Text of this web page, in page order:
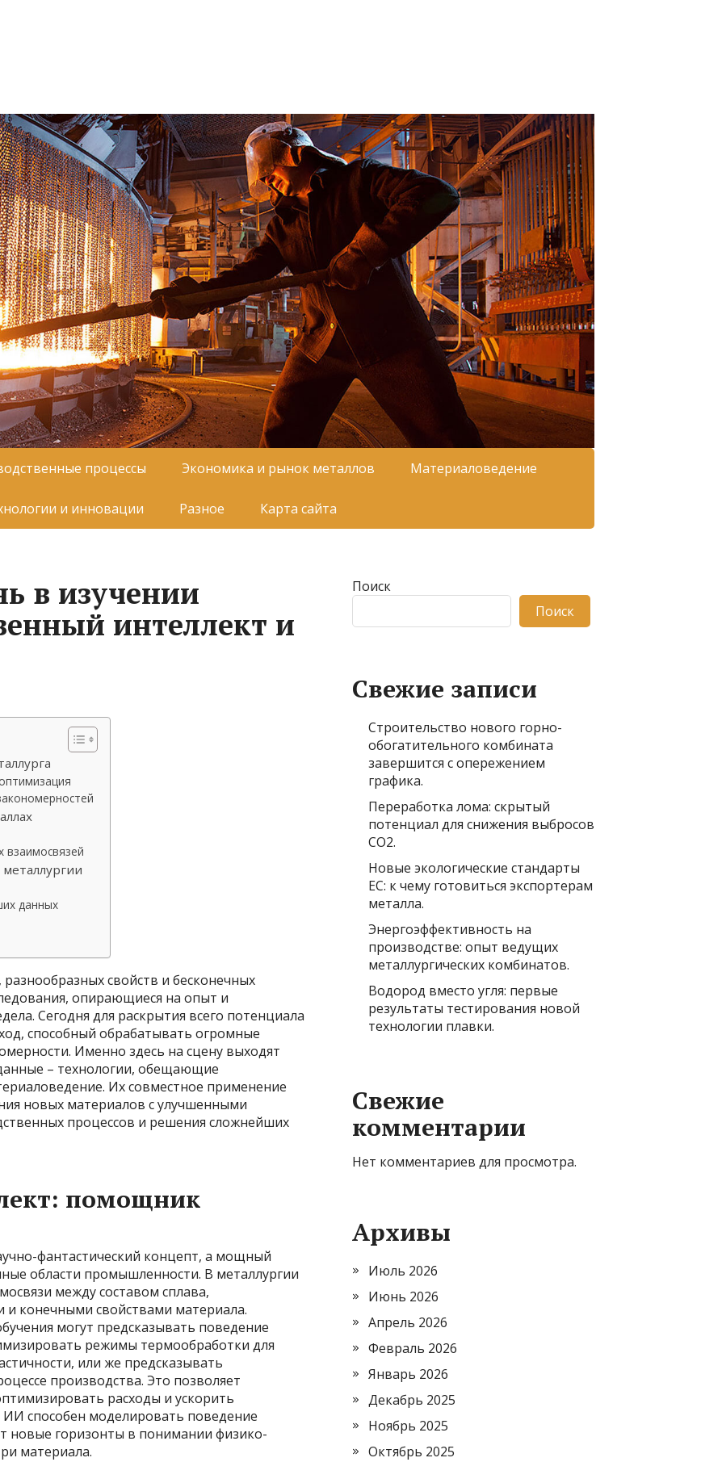
процессы Экономика и рынок металлов Материаловедение
и инновации Разное Карта сайта
в изучении
интеллект и
взаимосвязей
данных
свойств и бесконечных
опирающиеся на опыт и
Сегодня для раскрытия всего потенциала
способный обрабатывать огромные
Именно здесь на сцену выходят
– технологии, обещающие
Их совместное применение
новых материалов с улучшенными
процессов и решения сложнейших
помощник
фантастический концепт, а мощный
области промышленности. В металлургии
между составом сплава,
и конечными свойствами материала.
могут предсказывать поведение
режимы термообработки для
или же предсказывать
производства. Это позволяет
расходы и ускорить
ИИ способен моделировать поведение
новые горизонты в понимании физико-
материала.
Поиск
Поиск
Свежие записи
Строительство нового горно-
обогатительного комбината
завершится с опережением
графика.
Переработка лома: скрытый
потенциал для снижения выбросов
CO2.
Новые экологические стандарты
ЕС: к чему готовиться экспортерам
металла.
Энергоэффективность на
производстве: опыт ведущих
металлургических комбинатов.
Водород вместо угля: первые
результаты тестирования новой
технологии плавки.
Свежие
комментарии
Нет комментариев для просмотра.
Архивы
Июль 2026
Июнь 2026
Апрель 2026
Февраль 2026
Январь 2026
Декабрь 2025
Ноябрь 2025
Октябрь 2025